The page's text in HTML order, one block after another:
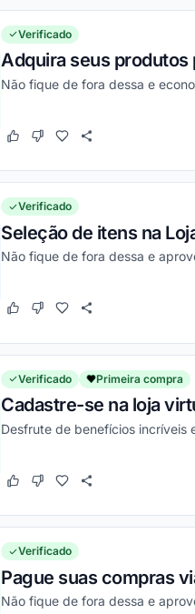
Verificado
Adquira seus produtos
Não fique de fora dessa e
Este cupom funcionou
Este cupom não funcionou
Verificado
Seleção de itens na
Não fique de fora dessa e
Este cupom funcionou
Este cupom não funcionou
Verificado Primeira compra
Cadastre-se na loja
Desfrute de benefícios incríveis
Este cupom funcionou
Este cupom não funcionou
Verificado
Pague suas compras
Não fique de fora dessa e